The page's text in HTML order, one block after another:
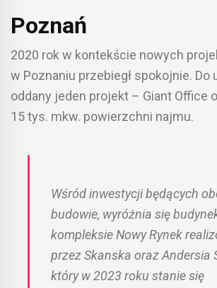
Poznań
2020 rok w kontekście nowych
w Poznaniu przebiegł spokojnie. Do
oddany jeden projekt – Giant Office
15 tys. mkw. powierzchni najmu.
Wśród inwestycji będących
budowie, wyróżnia się
kompleksie Nowy Rynek
przez Skanska oraz Andersia
który w 2023 roku stanie się